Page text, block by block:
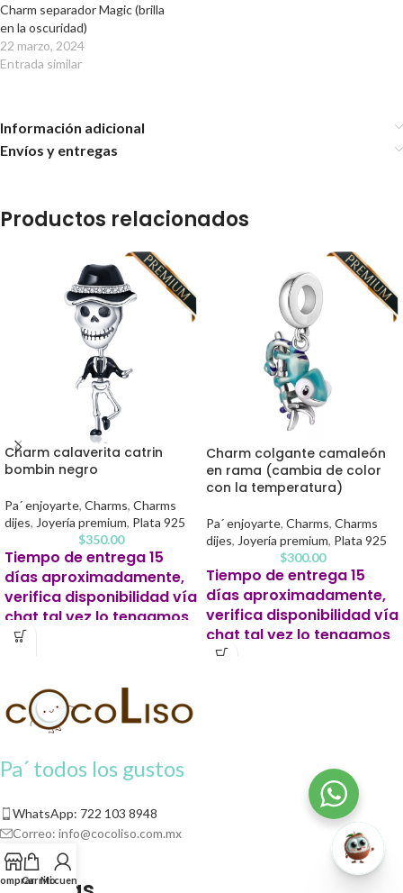
Charm separador Magic (brilla
en la oscuridad)
22 marzo, 2024
Entrada similar
Información adicional
Envíos y entregas
Productos relacionados
Charm calaverita catrin
bombin negro
Pa´ enjoyarte, Charms, Charms
dijes, Joyería premium, Plata 925
$350.00
Tiempo de entrega 15
días aproximadamente,
verifica disponibilidad vía
chat tal vez lo tengamos
listo antes.
contra entrega se solicitará un 20%
de apartado para iniciar tu pedido.
Charm colgante camaleón
en rama (cambia de color
con la temperatura)
Pa´ enjoyarte, Charms, Charms
dijes, Joyería premium, Plata 925
$300.00
Tiempo de entrega 15
días aproximadamente,
verifica disponibilidad vía
chat tal vez lo tengamos
listo antes.
Pa´ todos los gustos
WhatsApp: 722 103 8948
Correo: info@cocoliso.com.mx
CarritoMi cuenta